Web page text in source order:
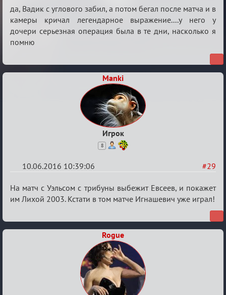
да, Вадик с углового забил, а потом бегал после матча и в
камеры кричал легендарное выражение....у него у
дочери серьезная операция была в те дни, насколько я
помню
Manki
Игрок
8
#29
10.06.2016 10:39:06
Re:
Евро
На матч с Уэльсом с трибуны выбежит Евсеев, и покажет
им Лихой 2003. Кстати в том матче Игнашевич уже играл!
Rogue